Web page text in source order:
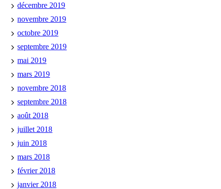
décembre 2019
novembre 2019
octobre 2019
septembre 2019
mai 2019
mars 2019
novembre 2018
septembre 2018
août 2018
juillet 2018
juin 2018
mars 2018
février 2018
janvier 2018